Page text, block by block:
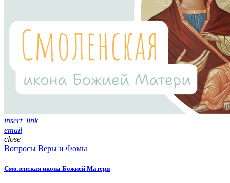
insert_link
email
close
Вопросы Веры и Фомы
Смоленская икона Божией Матери